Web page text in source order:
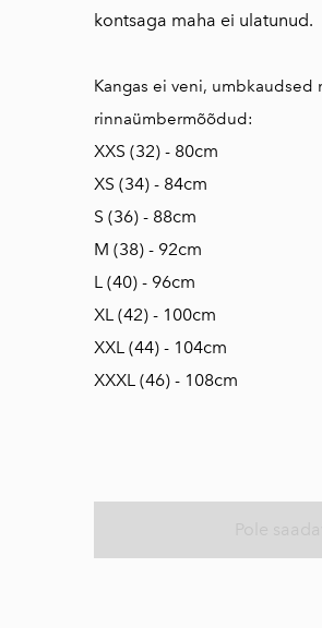
kontsaga maha ei ulatunud.
Kangas ei veni, umbkaudsed
rinnaümbermõõdud:
XXS (32) - 80cm
XS (34) - 84cm
S (36) - 88cm
M (38) - 92cm
L (40) - 96cm
XL (42) - 100cm
XXL (44) - 104cm
XXXL (46) - 108cm